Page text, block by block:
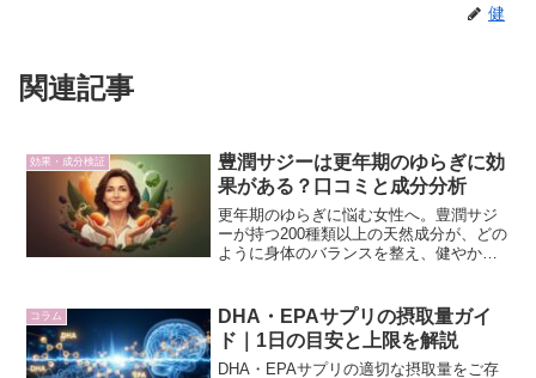
健
関連記事
効果・成分検証
豊潤サジーは更年期のゆらぎに効
果がある？口コミと成分分析
更年期のゆらぎに悩む女性へ。豊潤サジ
ーが持つ200種類以上の天然成分が、どの
ように身体のバランスを整え、健やかな
コラム
DHA・EPAサプリの摂取量ガイ
ド｜1日の目安と上限を解説
DHA・EPAサプリの適切な摂取量をご存